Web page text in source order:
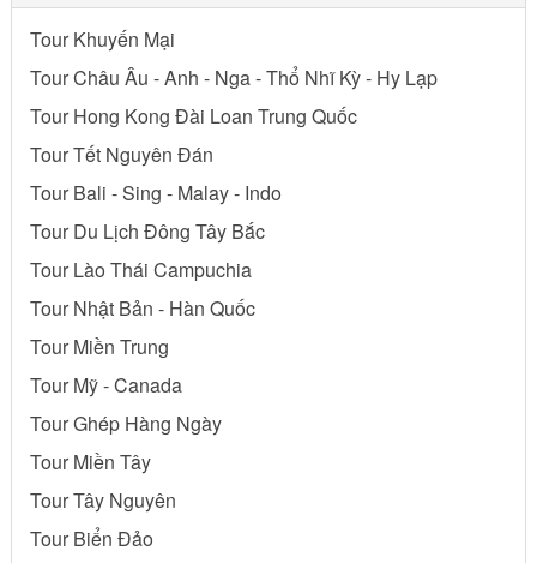
Tour Khuyến Mại
Tour Châu Âu - Anh - Nga - Thổ Nhĩ Kỳ - Hy Lạp
Tour Hong Kong Đài Loan Trung Quốc
Tour Tết Nguyên Đán
Tour Bali - Sing - Malay - Indo
Tour Du Lịch Đông Tây Bắc
Tour Lào Thái Campuchia
Tour Nhật Bản - Hàn Quốc
Tour Miền Trung
Tour Mỹ - Canada
Tour Ghép Hàng Ngày
Tour Miền Tây
Tour Tây Nguyên
Tour Biển Đảo